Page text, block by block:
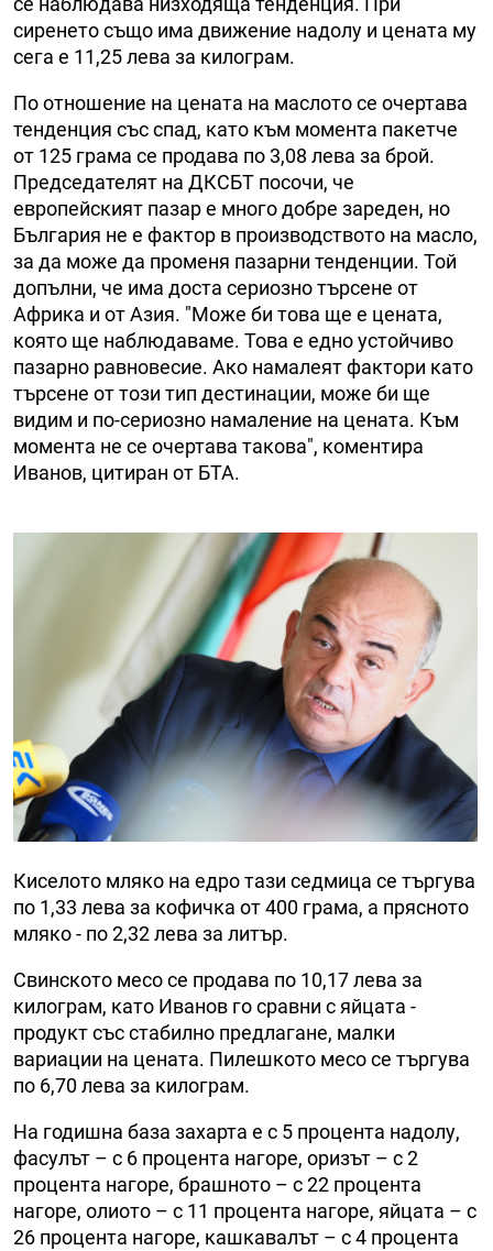
сиренето също има движение надолу и цената му
сега е 11,25 лева за килограм.
По отношение на цената на маслото се очертава
тенденция със спад, като към момента пакетче
от 125 грама се продава по 3,08 лева за брой.
Председателят на ДКСБТ посочи, че
европейският пазар е много добре зареден, но
България не е фактор в производството на масло,
за да може да променя пазарни тенденции. Той
допълни, че има доста сериозно търсене от
Африка и от Азия. "Може би това ще е цената,
която ще наблюдаваме. Това е едно устойчиво
пазарно равновесие. Ако намалеят фактори като
търсене от този тип дестинации, може би ще
видим и по-сериозно намаление на цената. Към
момента не се очертава такова", коментира
Иванов, цитиран от БТА.
Киселото мляко на едро тази седмица се търгува
по 1,33 лева за кофичка от 400 грама, а прясното
мляко - по 2,32 лева за литър.
Свинското месо се продава по 10,17 лева за
килограм, като Иванов го сравни с яйцата -
продукт със стабилно предлагане, малки
вариации на цената. Пилешкото месо се търгува
по 6,70 лева за килограм.
На годишна база захарта е с 5 процента надолу,
фасулът – с 6 процента нагоре, оризът – с 2
процента нагоре, брашното – с 22 процента
нагоре, олиото – с 11 процента нагоре, яйцата – с
26 процента нагоре, кашкавалът – с 4 процента